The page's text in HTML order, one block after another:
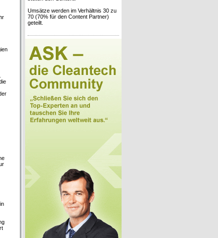
Umsätze werden im Verhältnis 30 zu
70 (70% für den Content Partner)
geteilt.